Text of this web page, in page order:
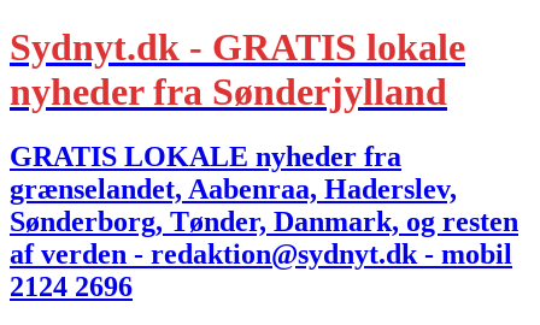
Sydnyt.dk - GRATIS lokale
nyheder fra Sønderjylland
GRATIS LOKALE nyheder fra
grænselandet, Aabenraa, Haderslev,
Sønderborg, Tønder, Danmark, og resten
af verden - redaktion@sydnyt.dk - mobil
2124 2696